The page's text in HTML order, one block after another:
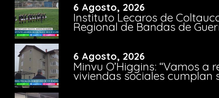
6 Agosto, 2026
Instituto Lecaros de
Regional de Bandas de
6 Agosto, 2026
Minvu O’Higgins: “Vamos a
viviendas sociales cumplan